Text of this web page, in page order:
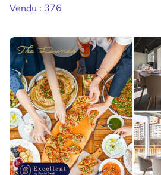
Vendu : 376